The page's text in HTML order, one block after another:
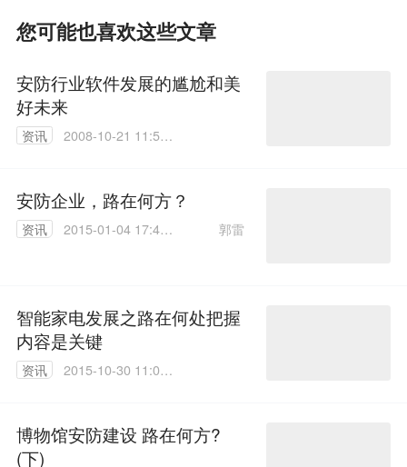
您可能也喜欢这些文章
安防行业软件发展的尴尬和美
好未来
资讯
2008-10-21 11:51:
安防企业，路在何方？
资讯
2015-01-04 17:46:
郭雷
智能家电发展之路在何处把握
内容是关键
资讯
2015-10-30 11:00:
博物馆安防建设 路在何方?
(下)